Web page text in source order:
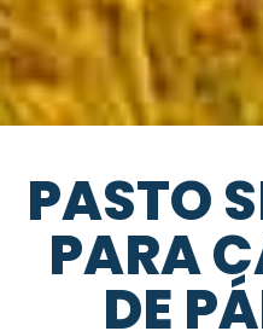
PASTO
PARA
DE